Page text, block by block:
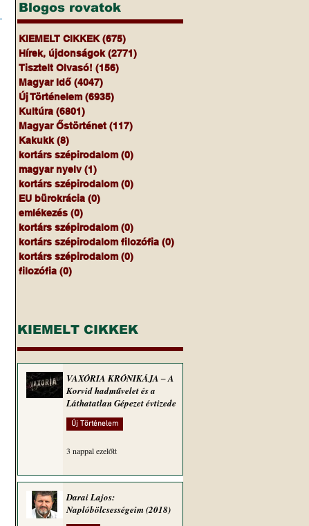
Blogos rovatok
KIEMELT CIKKEK (675)
Hírek, újdonságok (2771)
Tisztelt Olvasó! (156)
Magyar Idő (4047)
Új Történelem (6935)
Kultúra (6801)
Magyar Őstörténet (117)
Kakukk (8)
kortárs szépirodalom (0)
magyar nyelv (1)
kortárs szépirodalom (0)
EU bürokrácia (0)
emlékezés (0)
kortárs szépirodalom (0)
kortárs szépirodalom filozófia (0)
kortárs szépirodalom (0)
filozófia (0)
KIEMELT CIKKEK
VAXÓRIA KRÓNIKÁJA ‒ A
Korvid hadművelet és a
Láthatatlan Gépezet évtizede
Új Történelem
3 nappal ezelőtt
Darai Lajos:
Naplóbölcsességeim (2018)